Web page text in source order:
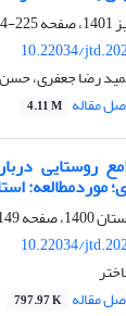
225-244
10.22034/
رضا جعفری،
مقاله 4.11 M
روستایی
موردمطالعه:
160
10.22034/
مقاله 797.97 K